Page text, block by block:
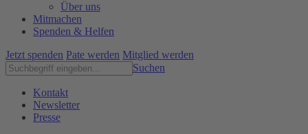
Über uns
Mitmachen
Spenden & Helfen
Jetzt spenden Pate werden Mitglied werden
Suchen
Kontakt
Newsletter
Presse